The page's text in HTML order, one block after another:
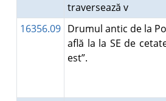
traversează v
16356.09 Drumul antic de la
află la la SE de
est”.